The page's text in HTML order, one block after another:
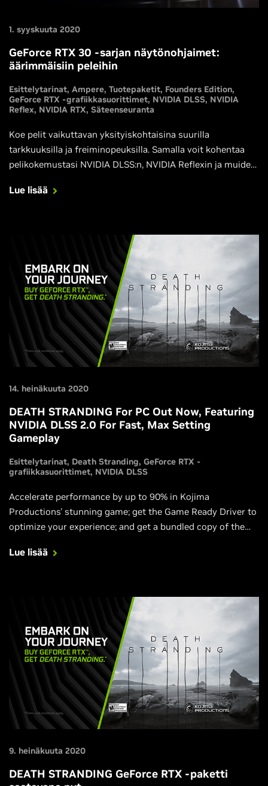
1. syyskuuta 2020
GeForce RTX 30 -sarjan näytönohjaimet:
äärimmäisiin peleihin
Esittelytarinat Ampere Tuotepaketit Founders Edition
GeForce RTX -grafiikkasuorittimet NVIDIA DLSS NVIDIA
Reflex NVIDIA RTX Säteenseuranta
Koe pelit vaikuttavan yksityiskohtaisina suurilla
tarkkuuksilla ja freiminopeuksilla. Samalla voit kohentaa
pelikokemustasi NVIDIA DLSS:n, NVIDIA Reflexin ja muiden
Call of Duty: Black Ops Cold Warissa, Cyberpunk 2077:ssa
Lue lisää
14. heinäkuuta 2020
DEATH STRANDING For PC Out Now, Featuring
NVIDIA DLSS 2.0 For Fast, Max Setting
Gameplay
Esittelytarinat Death Stranding GeForce RTX -
grafiikkasuorittimet NVIDIA DLSS
Accelerate performance by up to 90% in Kojima
Productions' stunning game; get the Game Ready Driver to
optimize your experience; and get a bundled copy of the
laptops.
Lue lisää
9. heinäkuuta 2020
DEATH STRANDING GeForce RTX -paketti